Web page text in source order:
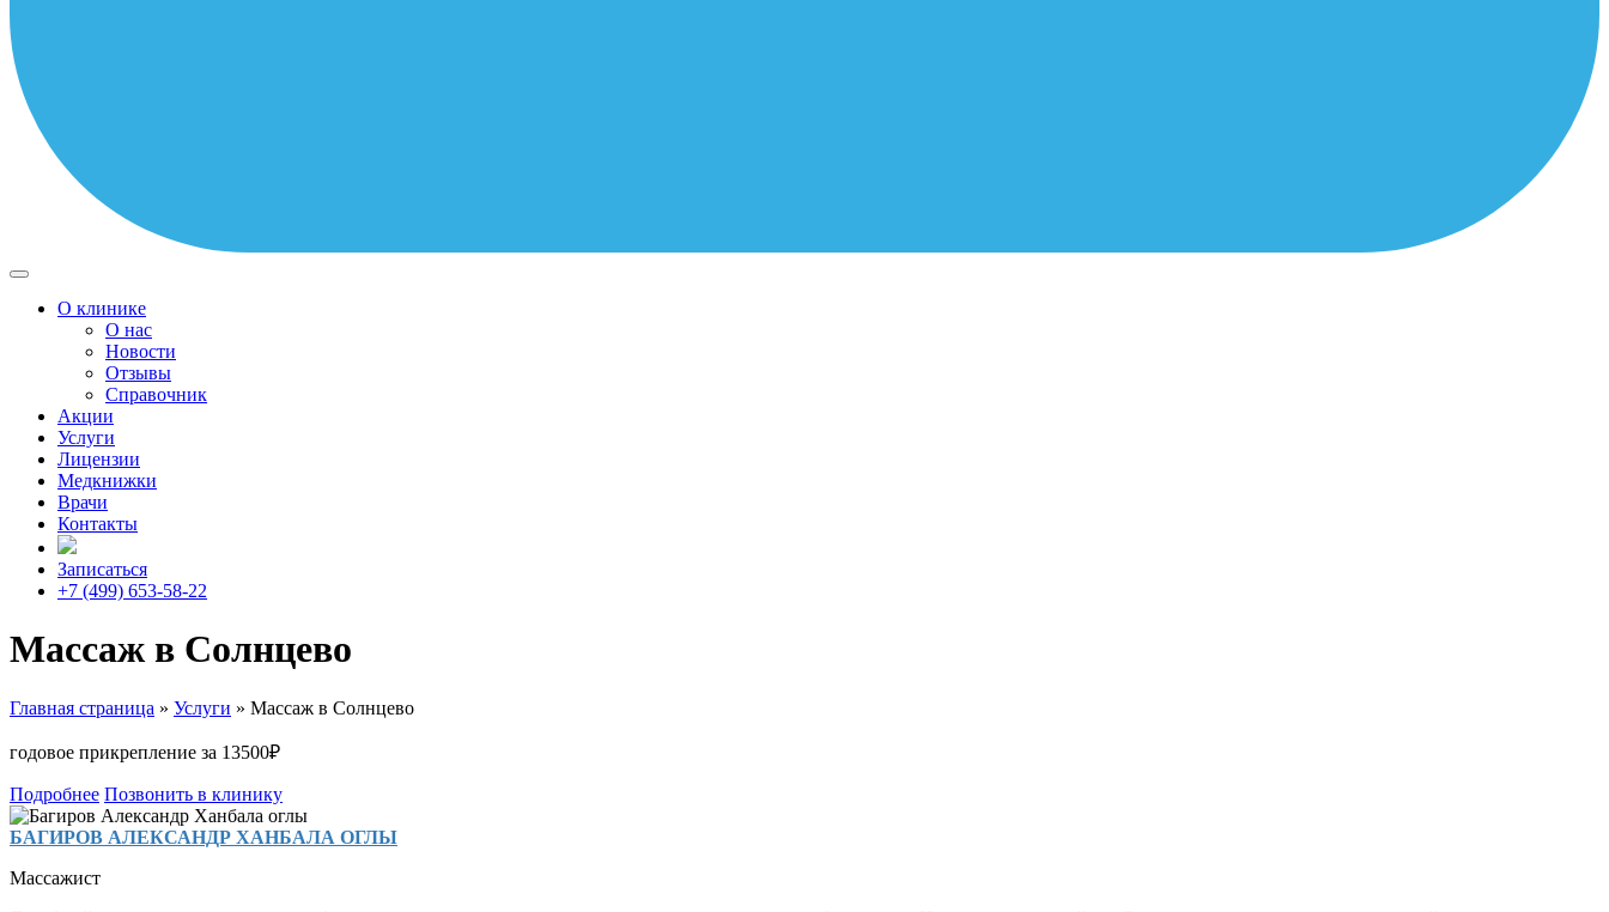
О клинике
О нас
Новости
Отзывы
Справочник
Акции
Услуги
Лицензии
Медкнижки
Врачи
Контакты
Записаться
+7 (499) 653-58-22
Массаж в Солнцево
Главная страница » Услуги » Массаж в Солнцево
годовое прикрепление за 13500₽
Подробнее Позвонить в клинику
БАГИРОВ АЛЕКСАНДР ХАНБАЛА ОГЛЫ
Массажист